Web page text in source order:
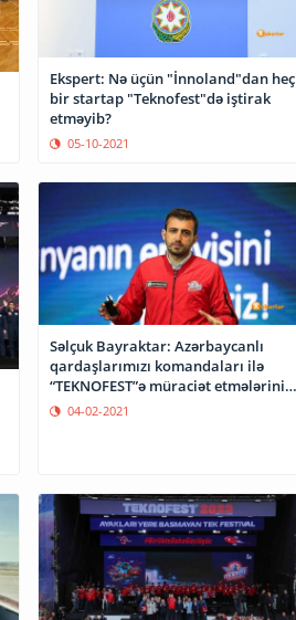
Ekspert: Nə üçün "İnnoland"dan heç
bir startap "Teknofest"də iştirak
etməyib?
05-10-2021
Səlçuk Bayraktar: Azərbaycanlı
qardaşlarımızı komandaları ilə
“TEKNOFEST”ə müraciət etmələrini
gözləyirik
04-02-2021